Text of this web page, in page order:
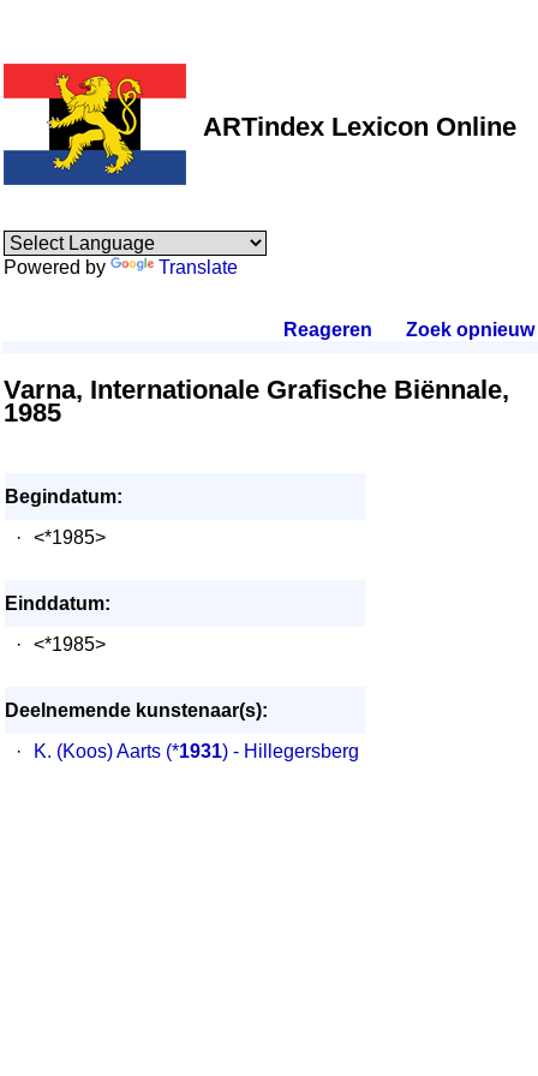
ARTindex Lexicon Online
Powered by Translate
Reageren Zoek opnieuw.
Varna, Internationale Grafische Biënnale,
1985
Begindatum:
·
<*1985>
Einddatum:
·
<*1985>
Deelnemende kunstenaar(s):
·
K. (Koos) Aarts (*1931) - Hillegersberg